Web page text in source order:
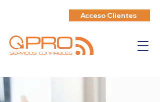
Acceso Clientes